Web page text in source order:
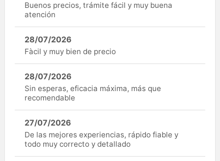
Buenos precios, trámite fácil y muy buena
atención
28/07/2026
Fàcil y muy bien de precio
28/07/2026
Sin esperas, eficacia máxima, más que
recomendable
27/07/2026
De las mejores experiencias, rápido fiable y
todo muy correcto y detallado